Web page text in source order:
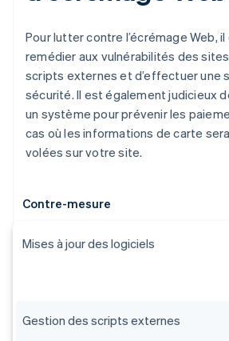
Pour lutter contre l’écrémage Web,
remédier aux vulnérabilités des
scripts externes et d’effectuer une
sécurité. Il est également judicieux
un système pour prévenir les
cas où les informations de carte
volées sur votre site.
Contre-mesure
Mises à jour des logiciels
Gestion des scripts externes